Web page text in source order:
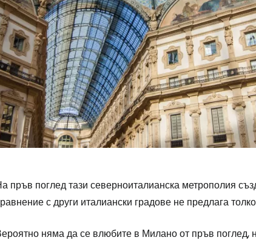
пръв поглед тази северноиталианска метрополия
с други италиански градове не предлага
няма да се влюбите в Милано от пръв поглед,
Влезте в